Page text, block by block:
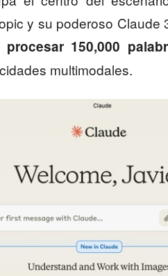
y su poderoso Claude
150,000
multimodales.